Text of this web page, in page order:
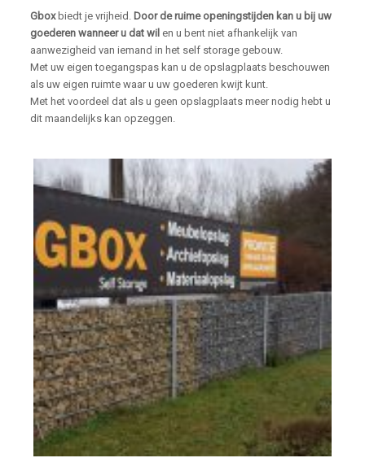
Gboxbiedt je vrijheid. Door de ruime openingstijden kan u bij uw
goederen wanneer u dat wil en u bent niet afhankelijk van
aanwezigheid van iemand in het self storage gebouw.
Met uw eigen toegangspas kan u de opslagplaats beschouwen
als uw eigen ruimte waar u uw goederen kwijt kunt.
Met het voordeel dat als u geen opslagplaats meer nodig hebt u
dit maandelijks kan opzeggen.